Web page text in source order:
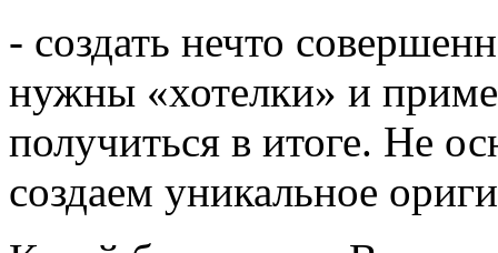
- создать нечто
нужны «хотелки» и
получиться в итоге. Не
создаем уникальное